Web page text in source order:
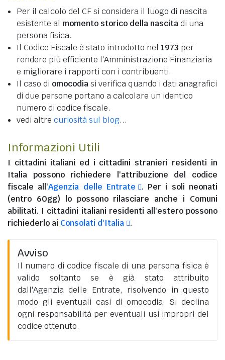
Per il calcolo del CF si considera il luogo di nascita
esistente al momento storico della nascitadi una
persona fisica.
Il Codice Fiscale è stato introdotto nel 1973 per
rendere più efficiente l'Amministrazione Finanziaria
e migliorare i rapporti con i contribuenti.
Il caso di omocodiasi verifica quando i dati anagrafici
di due persone portano a calcolare un identico
numero di codice fiscale.
vedi altre curiosità sul blog...
Informazioni Utili
I cittadini italiani ed i cittadini stranieri residenti in
Italia possono richiedere l'attribuzione del codice
fiscale all'Agenzia delle Entrate
. Per i soli neonati
(entro 60gg) lo possono rilasciare anche i Comuni
abilitati. I cittadini italiani residenti all'esteropossono
richiederlo ai Consolati d'Italia .
Avviso
Il numero di codice fiscale di una persona fisica è
valido soltanto se è già stato attribuito
dall'Agenzia delle Entrate, risolvendo in questo
modo gli eventuali casi di omocodia. Si declina
ogni responsabilità per eventuali usi impropri del
codice ottenuto.